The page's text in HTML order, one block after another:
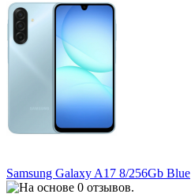
Samsung Galaxy A17 8/256Gb Blue